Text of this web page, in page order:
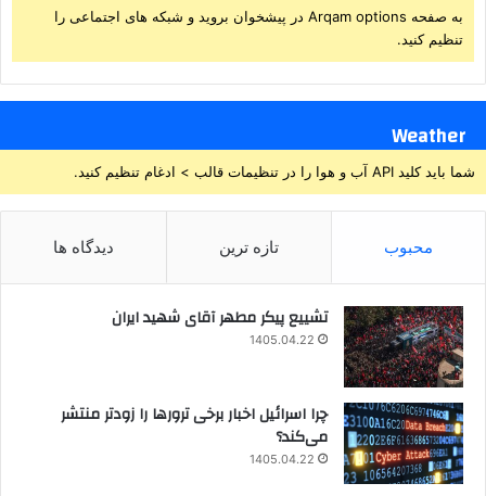
به صفحه Arqam options در پیشخوان بروید و شبکه های اجتماعی را
تنظیم کنید.
Weather
شما باید کلید API آب و هوا را در تنظیمات قالب > ادغام تنظیم کنید.
محبوب تازه ترین دیدگاه ها
تشییع پیکر مطهر آقای شهید ایران
1405.04.22
چرا اسرائیل اخبار برخی ترورها را زودتر منتشر
می‌کند؟
1405.04.22